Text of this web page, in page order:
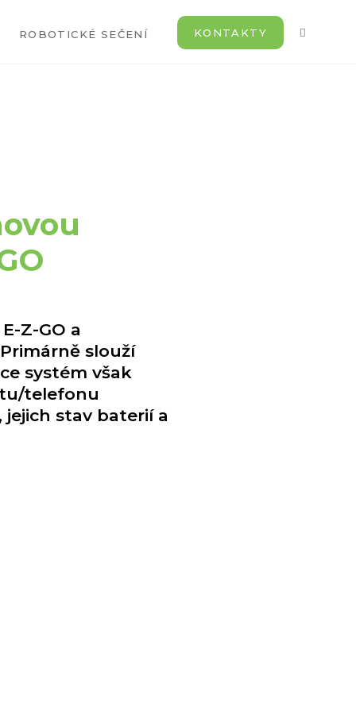
ROBOTICKÉ SEČENÍ KONTAKTY
Z-GO a
slouží
systém však
telefonu
stav baterií a